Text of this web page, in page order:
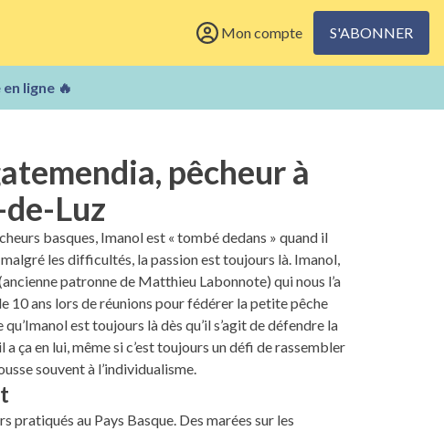
Mon compte S'ABONNER
ligne 🔥
pêcheur à
Luz
basques, Imanol est « tombé dedans » quand il
les difficultés, la passion est toujours là. Imanol,
patronne de Matthieu Labonnote) qui nous l’a
10 ans lors de réunions pour fédérer la petite pêche
est toujours là dès qu’il s’agit de défendre la
ça en lui, même si c’est toujours un défi de rassembler
souvent à l’individualisme.
pratiqués au Pays Basque. Des marées sur les